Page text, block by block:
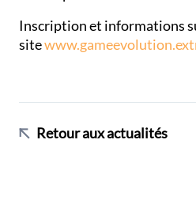
Inscription et informations
site
Retour aux actualités